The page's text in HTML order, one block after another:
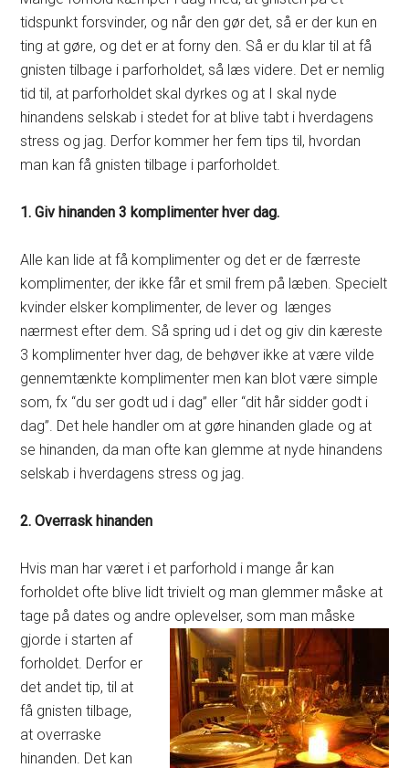
tidspunkt forsvinder, og når den gør det, så er der kun en
ting at gøre, og det er at forny den. Så er du klar til at få
gnisten tilbage i parforholdet, så læs videre. Det er nemlig
tid til, at parforholdet skal dyrkes og at I skal nyde
hinandens selskab i stedet for at blive tabt i hverdagens
stress og jag. Derfor kommer her fem tips til, hvordan
man kan få gnisten tilbage i parforholdet.
1. Giv hinanden 3 komplimenter hver dag.
Alle kan lide at få komplimenter og det er de færreste
komplimenter, der ikke får et smil frem på læben. Specielt
kvinder elsker komplimenter, de lever og længes
nærmest efter dem. Så spring ud i det og giv din kæreste
3 komplimenter hver dag, de behøver ikke at være vilde
gennemtænkte komplimenter men kan blot være simple
som, fx “du ser godt ud i dag” eller “dit hår sidder godt i
dag”. Det hele handler om at gøre hinanden glade og at
se hinanden, da man ofte kan glemme at nyde hinandens
selskab i hverdagens stress og jag.
2. Overrask hinanden
Hvis man har været i et parforhold i mange år kan
forholdet ofte blive lidt trivielt og man glemmer måske at
tage på dates og andre oplevelser, som man måske
gjorde i starten af
forholdet. Derfor er
det andet tip, til at
få gnisten tilbage,
at overraske
hinanden. Det kan